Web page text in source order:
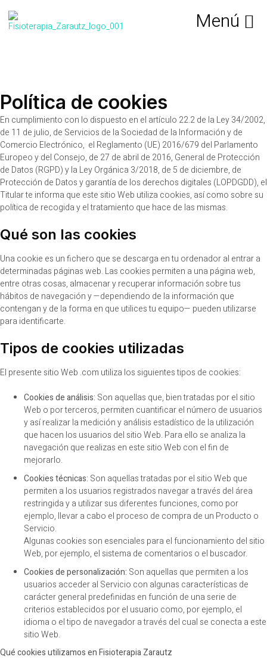
Política de cookies
En cumplimiento con lo dispuesto en el artículo 22.2 de la Ley 34/2002,
de 11 de julio, de Servicios de la Sociedad de la Información y de
Comercio Electrónico, el Reglamento (UE) 2016/679 del Parlamento
Europeo y del Consejo, de 27 de abril de 2016, General de Protección
de Datos (RGPD) y la Ley Orgánica 3/2018, de 5 de diciembre, de
Protección de Datos y garantía de los derechos digitales (LOPDGDD), el
Titular te informa que este sitio Web utiliza cookies, así como sobre su
política de recogida y el tratamiento que hace de las mismas.
Qué son las cookies
Una cookie es un fichero que se descarga en tu ordenador al entrar a
determinadas páginas web. Las cookies permiten a una página web,
entre otras cosas, almacenar y recuperar información sobre tus
hábitos de navegación y —dependiendo de la información que
contengan y de la forma en que utilices tu equipo— pueden utilizarse
para identificarte.
Tipos de cookies utilizadas
El presente sitio Web .com utiliza los siguientes tipos de cookies:
Cookies de análisis: Son aquellas que, bien tratadas por el sitio
Web o por terceros, permiten cuantificar el número de usuarios
y así realizar la medición y análisis estadístico de la utilización
que hacen los usuarios del sitio Web. Para ello se analiza la
navegación que realizas en este sitio Web con el fin de
mejorarlo.
Cookies técnicas: Son aquellas tratadas por el sitio Web que
permiten a los usuarios registrados navegar a través del área
restringida y a utilizar sus diferentes funciones, como por
ejemplo, llevar a cabo el proceso de compra de un Producto o
Servicio.
Algunas cookies son esenciales para el funcionamiento del sitio
Web, por ejemplo, el sistema de comentarios o el buscador.
Cookies de personalización: Son aquellas que permiten a los
usuarios acceder al Servicio con algunas características de
carácter general predefinidas en función de una serie de
criterios establecidos por el usuario como, por ejemplo, el
idioma o el tipo de navegador a través del cual se conecta a este
sitio Web.
Qué cookies utilizamos en Fisioterapia Zarautz